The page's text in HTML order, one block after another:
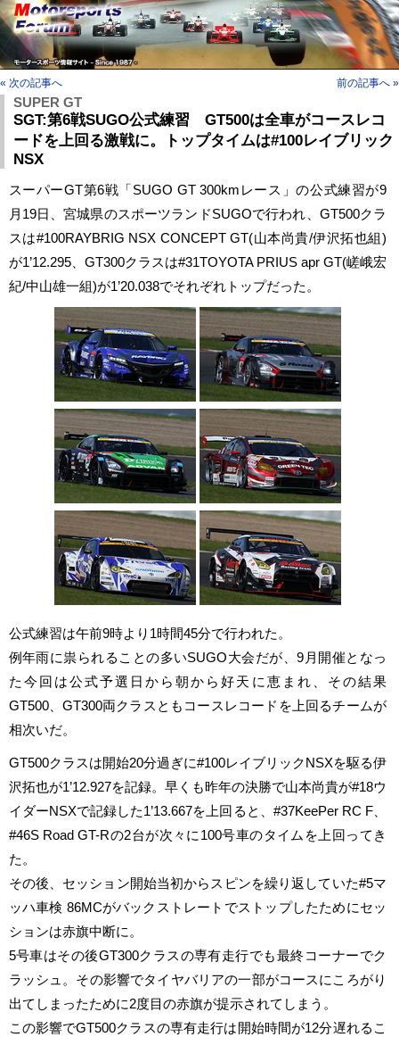
« 次の記事へ 前の記事へ »
SUPER GT
SGT:第6戦SUGO公式練習 GT500は全車がコースレコ
ードを上回る激戦に。トップタイムは#100レイブリック
NSX
スーパーGT第6戦「SUGO GT 300kmレース」の公式練習が9
月19日、宮城県のスポーツランドSUGOで行われ、GT500クラ
スは#100RAYBRIG NSX CONCEPT GT(山本尚貴/伊沢拓也組)
が1’12.295、GT300クラスは#31TOYOTA PRIUS apr GT(嵯峨宏
紀/中山雄一組)が1’20.038でそれぞれトップだった。
公式練習は午前9時より1時間45分で行われた。
例年雨に祟られることの多いSUGO大会だが、9月開催となっ
た今回は公式予選日から朝から好天に恵まれ、その結果
GT500、GT300両クラスともコースレコードを上回るチームが
相次いだ。
GT500クラスは開始20分過ぎに#100レイブリックNSXを駆る伊
沢拓也が1’12.927を記録。早くも昨年の決勝で山本尚貴が#18ウ
イダーNSXで記録した1’13.667を上回ると、#37KeePer RC F、
#46S Road GT-Rの2台が次々に100号車のタイムを上回ってき
た。
その後、セッション開始当初からスピンを繰り返していた#5マ
ッハ車検 86MCがバックストレートでストップしたためにセッ
ションは赤旗中断に。
5号車はその後GT300クラスの専有走行でも最終コーナーでク
ラッシュ。その影響でタイヤバリアの一部がコースにころがり
出てしまったために2度目の赤旗が提示されてしまう。
この影響でGT500クラスの専有走行は開始時間が12分遅れるこ